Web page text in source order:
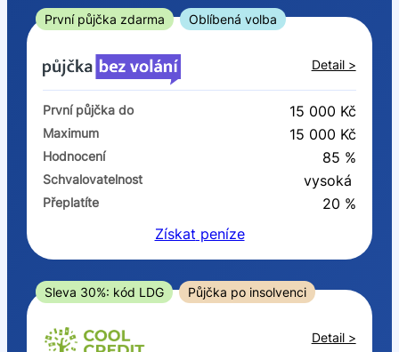
ne
V exekuci
ano
ne
Po insolvenci
V hotovosti
ano
První půjčka zdarma Oblíbená volba
Detail >
První půjčka do 15 000 Kč
Maximum 15 000 Kč
Hodnocení 85 %
Schvalovatelnost vysoká
Přeplatíte
20 %
Získat peníze
Sleva 30%: kód LDG Půjčka po insolvenci
Detail >